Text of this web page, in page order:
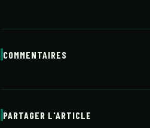
COMMENTAIRES
PARTAGER L'ARTICLE